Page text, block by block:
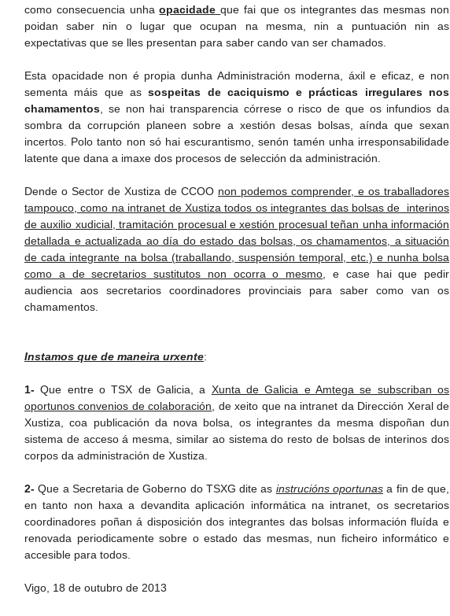
como consecuencia unhaopacidadeque fai que os integrantes das mesmas non
poidan saber nin o lugar que ocupan na mesma, nin a puntuación nin as
expectativas que se lles presentan para saber cando van ser chamados.
Esta opacidade non é propia dunha Administración moderna, áxil e eficaz, e non
sementa máis que assospeitas de caciquismo e prácticas irregulares nos
chamamentos , se non hai transparencia córrese o risco de que os infundios da
sombra da corrupción planeen sobre a xestión desas bolsas, aínda que sexan
incertos. Polo tanto non só hai escurantismo, senón tamén unha irresponsabilidade
latente que dana a imaxe dos procesos de selección da administración.
Dende o Sector de Xustiza de CCOO non podemos comprender, e os traballadores
tampouco, como na intranet de Xustiza todos os integrantes das bolsas de interinos
de auxilio xudicial, tramitación procesual e xestión procesual teñan unha información
detallada e actualizada ao día do estado das bolsas, os chamamentos, a situación
de cada integrante na bolsa (traballando, suspensión temporal, etc.) e nunha bolsa
como a de secretarios sustitutos non ocorra o mesmo , e case hai que pedir
audiencia aos secretarios coordinadores provinciais para saber como van os
chamamentos.
Instamos que de maneira urxente:
1- Que entre o TSX de Galicia, a Xunta de Galicia e Amtega se subscriban os
oportunos convenios de colaboración , de xeito que na intranet da Dirección Xeral de
Xustiza, coa publicación da nova bolsa, os integrantes da mesma dispoñan dun
sistema de acceso á mesma, similar ao sistema do resto de bolsas de interinos dos
corpos da administración de Xustiza.
2- Que a Secretaria de Goberno do TSXG dite as instrucións oportunas a fin de que,
en tanto non haxa a devandita aplicación informática na intranet, os secretarios
coordinadores poñan á disposición dos integrantes das bolsas información fluída e
renovada periodicamente sobre o estado das mesmas, nun ficheiro informático e
accesible para todos.
Vigo, 18 de outubro de 2013